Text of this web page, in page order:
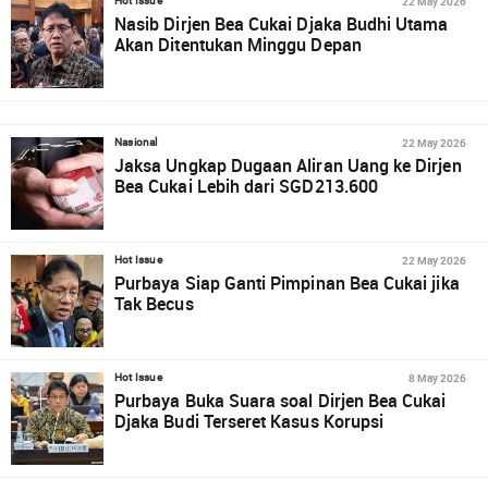
Nasib Dirjen Bea Cukai Djaka Budhi Utama
Akan Ditentukan Minggu Depan
Nasional 22 May 2026
Jaksa Ungkap Dugaan Aliran Uang ke Dirjen
Bea Cukai Lebih dari SGD213.600
Hot Issue 22 May 2026
Purbaya Siap Ganti Pimpinan Bea Cukai jika
Tak Becus
Hot Issue 8 May 2026
Purbaya Buka Suara soal Dirjen Bea Cukai
Djaka Budi Terseret Kasus Korupsi